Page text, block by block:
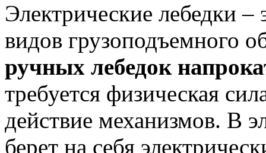
Электрические лебедки
видов грузоподъемного
ручных лебедок
требуется физическая
действие механизмов. В
берет на себя